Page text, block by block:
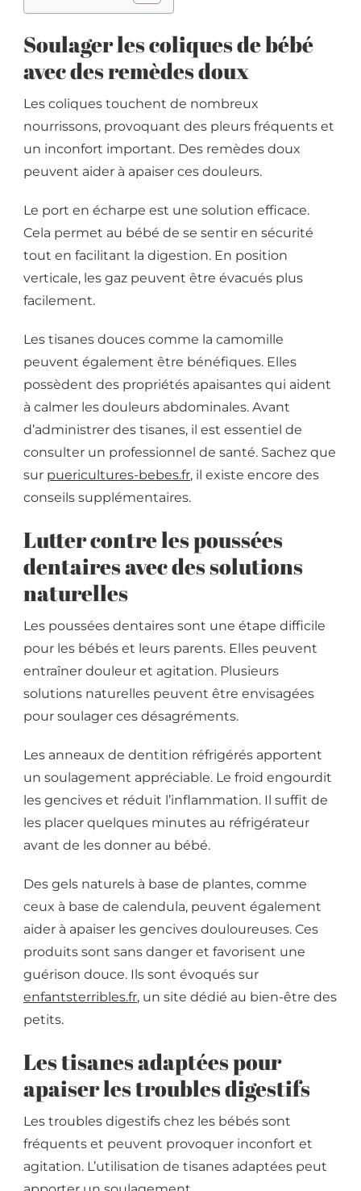
Soulager les coliques de bébé
avec des remèdes doux
Les coliques touchent de nombreux
nourrissons, provoquant des pleurs fréquents et
un inconfort important. Des remèdes doux
peuvent aider à apaiser ces douleurs.
Le port en écharpe est une solution efficace.
Cela permet au bébé de se sentir en sécurité
tout en facilitant la digestion. En position
verticale, les gaz peuvent être évacués plus
facilement.
Les tisanes douces comme la camomille
peuvent également être bénéfiques. Elles
possèdent des propriétés apaisantes qui aident
à calmer les douleurs abdominales. Avant
d’administrer des tisanes, il est essentiel de
consulter un professionnel de santé. Sachez que
sur puericultures-bebes.fr, il existe encore des
conseils supplémentaires.
Lutter contre les poussées
dentaires avec des solutions
naturelles
Les poussées dentaires sont une étape difficile
pour les bébés et leurs parents. Elles peuvent
entraîner douleur et agitation. Plusieurs
solutions naturelles peuvent être envisagées
pour soulager ces désagréments.
Les anneaux de dentition réfrigérés apportent
un soulagement appréciable. Le froid engourdit
les gencives et réduit l’inflammation. Il suffit de
les placer quelques minutes au réfrigérateur
avant de les donner au bébé.
Des gels naturels à base de plantes, comme
ceux à base de calendula, peuvent également
aider à apaiser les gencives douloureuses. Ces
produits sont sans danger et favorisent une
guérison douce. Ils sont évoqués sur
enfantsterribles.fr, un site dédié au bien-être des
petits.
Les tisanes adaptées pour
apaiser les troubles digestifs
Les troubles digestifs chez les bébés sont
fréquents et peuvent provoquer inconfort et
agitation. L’utilisation de tisanes adaptées peut